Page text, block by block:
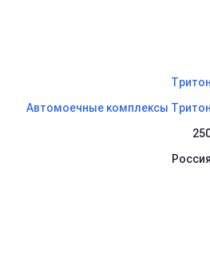
и сельскохозяйственных
на пищевых, перерабатывающих и
комплексов, птицефабрик и
коммунального хозяйства;
мероприятий службами СЭС
Тритон
Автомоечные комплексы Тритон
Россия